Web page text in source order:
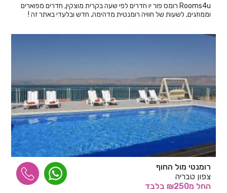
Rooms4u רומס פור יו חדרים לפי שעה בקרית מוצקין, חדרים מפוארים
וממוזגים, לשעות של חוויה רומנטית מדהימה, חדש ובלעדי באתר זה !
רומנטי מול החוף
צפון טבריה
החל מ₪250 בלבד